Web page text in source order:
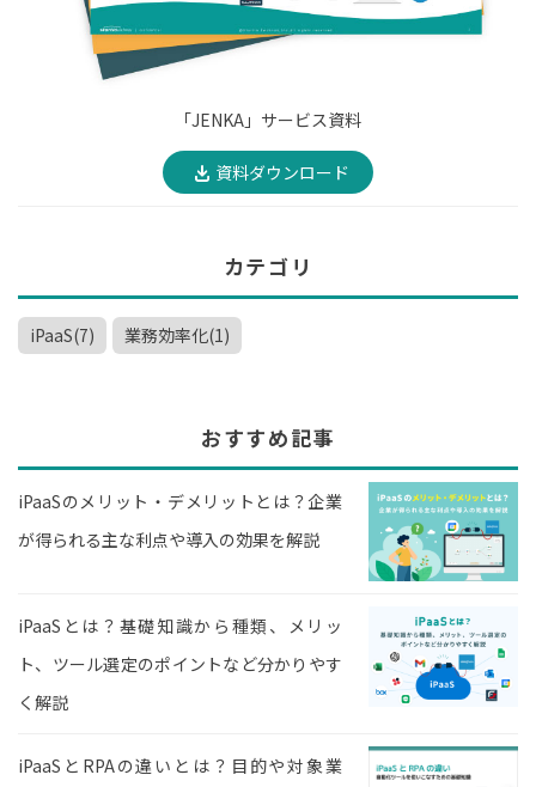
「JENKA」サービス資料
資料ダウンロード
カテゴリ
iPaaS(7) 業務効率化(1)
おすすめ記事
iPaaSのメリット・デメリットとは？企業
が得られる主な利点や導入の効果を解説
iPaaSとは？基礎知識から種類、メリッ
ト、ツール選定のポイントなど分かりやす
く解説
iPaaSとRPAの違いとは？目的や対象業